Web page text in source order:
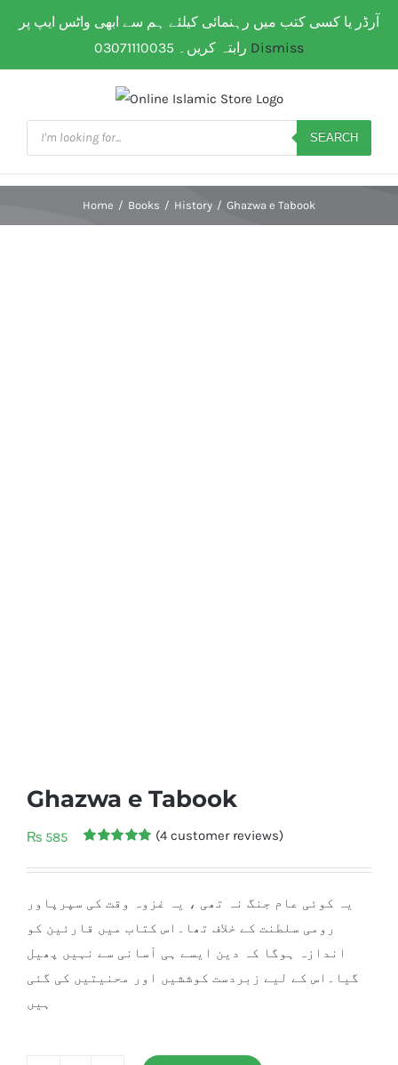
آرڈر یا کسی کتب میں رہنمائی کیلئے ہم سے ابھی واٹس ایپ پر
Dismiss
WhatsApp: 0307 111 00 35 | Flat Shipping Rate:200
Products
search
SEARCH
Home / Books / History / Ghazwa e Tabook
Ghazwa e Tabook
₨ 585
out of 5
ratings
(4customer reviews)
یہ کوئی عام جنگ نہ تھی ، یہ غزوہ وقت کی سپرپاور
رومی سلطنت کے خلاف تھا۔اس کتاب میں قارئین کو
اندازہ ہوگا کہ دین ایسے ہی آسانی سے نہیں پھیل
گیا۔اس کے لیے زبردست کوششیں اور محنیتیں کی گئی
ہیں